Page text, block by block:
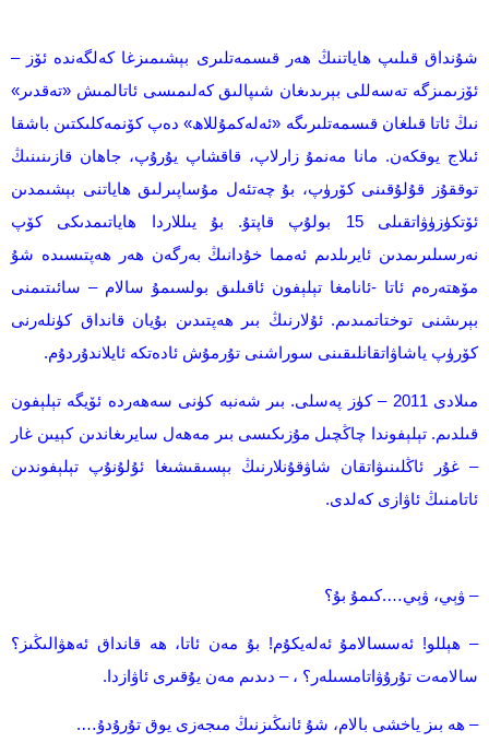
شۇنداق قىلىپ ھاياتنىڭ ھەر قىسمەتلىرى بېشىمىزغا كەلگەندە ئۆز –
ئۆزىمىزگە تەسەللى بېرىدىغان شىپالىق كەلىمىسى ئاتالمىش «تەقدىر»
نىڭ ئاتا قىلغان قىسمەتلىرىگە «ئەلەكمۇللاھ» دەپ كۆنمەكلىكتىن باشقا
ئىلاج يوقكەن. مانا مەنمۇ زارلاپ، قاقشاپ يۇرۇپ، جاھان قازىنىنىڭ
توققۇز قۇلۇقىنى كۆرۈپ، بۇ چەتئەل مۇساپىرلىق ھاياتنى بېشىمدىن
ئۆتكۈزۈۋاتقىلى 15 بولۇپ قاپتۇ. بۇ يىللاردا ھاياتىمدىكى كۆپ
نەرسىلىرىمدىن ئايرىلدىم ئەمما خۇدانىڭ بەرگەن ھەر ھەپتىسىدە شۇ
مۆھتەرەم ئاتا -ئانامغا تېلېفون ئاقىلىق بولسىمۇ سالام – سائىتىمنى
بېرىشنى توختاتمىدىم. ئۇلارنىڭ بىر ھەپتىدىن بۇيان قانداق كۈنلەرنى
كۆرۈپ ياشاۋاتقانلىقىنى سوراشنى تۇرمۇش ئادەتكە ئايلاندۇردۇم.
مىلادى 2011 – كۈز پەسلى. بىر شەنبە كۈنى سەھەردە ئۆيگە تېلېفون
قىلدىم. تېلېفوندا چاڭچىل مۇزىكىسى بىر مەھەل سايرىغاندىن كېيىن غار
– غۇر ئاڭلىنىۋاتقان شاۋقۇنلارنىڭ بېسىقىشىغا ئۇلۇنۇپ تېلېفوندىن
ئاتامنىڭ ئاۋازى كەلدى.
– ۋېي، ۋېي….كىمۇ بۇ؟
– ھېللو! ئەسسالامۇ ئەلەيكۇم! بۇ مەن ئاتا، ھە قانداق ئەھۋالىڭىز؟
سالامەت تۇرۇۋاتامسىلەر؟ ، – دىدىم مەن يۇقىرى ئاۋازدا.
– ھە بىز ياخشى بالام، شۇ ئانىڭىزنىڭ مىجەزى يوق تۇرۇدۇ….